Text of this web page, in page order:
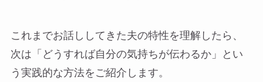
これまでお話ししてきた夫の特性を理解したら、
次は「どうすれば自分の気持ちが伝わるか」とい
う実践的な方法をご紹介します。